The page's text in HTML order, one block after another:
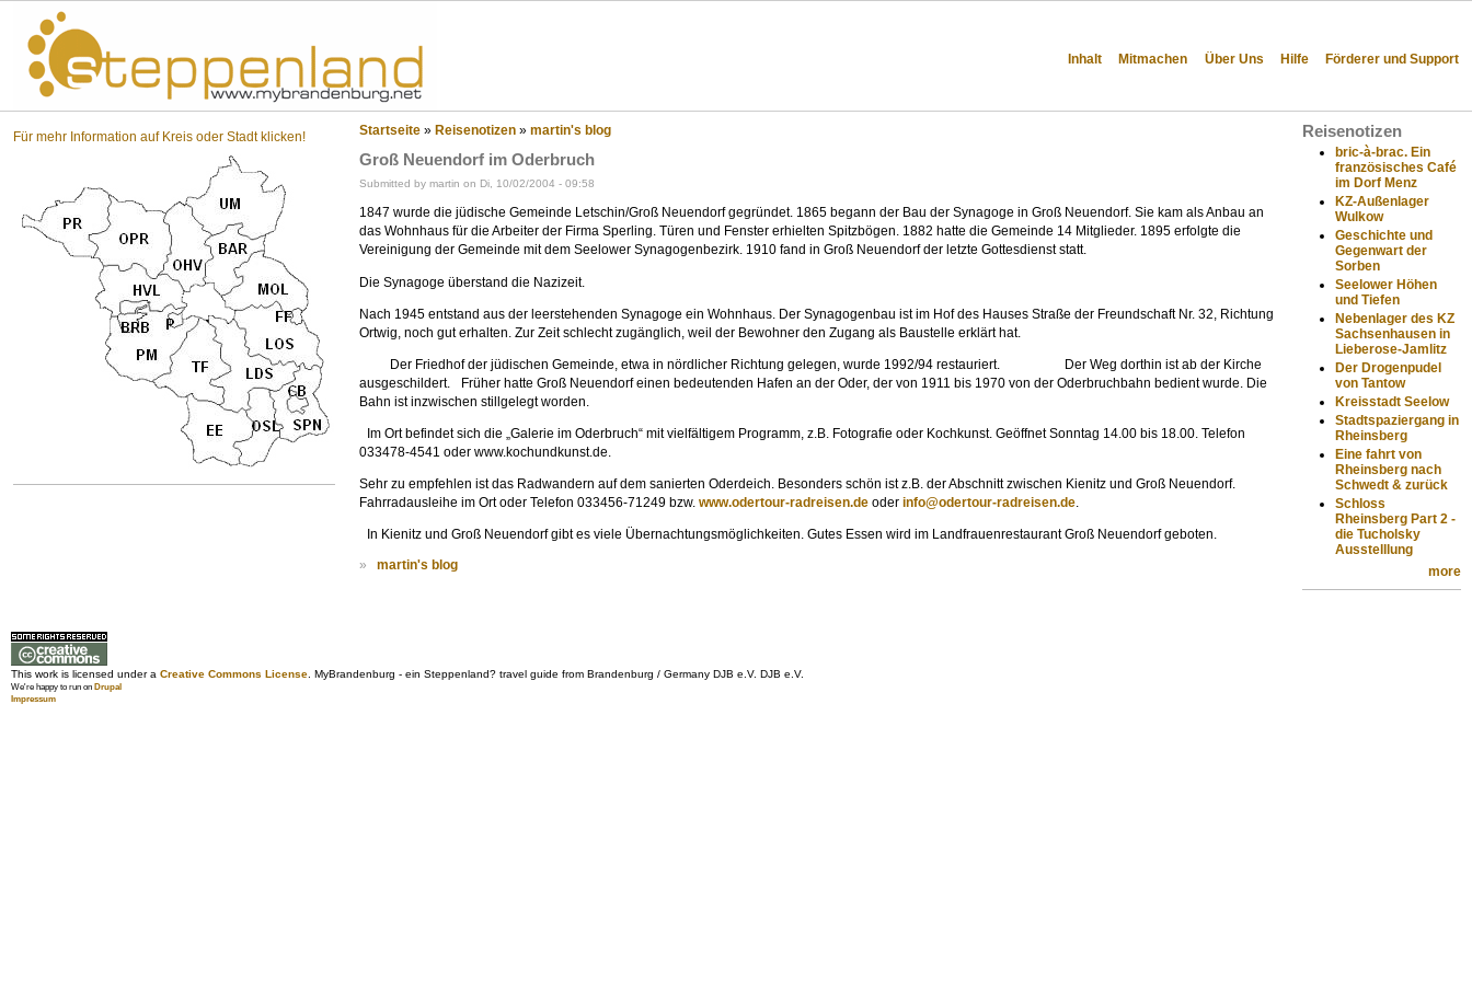
Inhalt Mitmachen Über Uns Hilfe Förderer und Support
Für mehr Information auf Kreis oder Stadt klicken! Startseite » Reisenotizen » martin's blog
Groß Neuendorf im Oderbruch
Submitted by martin on Di, 10/02/2004 - 09:58
1847 wurde die jüdische Gemeinde Letschin/Groß Neuendorf gegründet. 1865 begann der Bau der Synagoge in Groß Neuendorf. Sie kam als Anbau an
das Wohnhaus für die Arbeiter der Firma Sperling. Türen und Fenster erhielten Spitzbögen. 1882 hatte die Gemeinde 14 Mitglieder. 1895 erfolgte die
Vereinigung der Gemeinde mit dem Seelower Synagogenbezirk. 1910 fand in Groß Neuendorf der letzte Gottesdienst statt.
Die Synagoge überstand die Nazizeit.
Nach 1945 entstand aus der leerstehenden Synagoge ein Wohnhaus. Der Synagogenbau ist im Hof des Hauses Straße der Freundschaft Nr. 32, Richtung
Ortwig, noch gut erhalten. Zur Zeit schlecht zugänglich, weil der Bewohner den Zugang als Baustelle erklärt hat.
Der Friedhof der jüdischen Gemeinde, etwa in nördlicher Richtung gelegen, wurde 1992/94 restauriert. Der Weg dorthin ist ab der Kirche
ausgeschildert. Früher hatte Groß Neuendorf einen bedeutenden Hafen an der Oder, der von 1911 bis 1970 von der Oderbruchbahn bedient wurde. Die
Bahn ist inzwischen stillgelegt worden.
Im Ort befindet sich die „Galerie im Oderbruch“ mit vielfältigem Programm, z.B. Fotografie oder Kochkunst. Geöffnet Sonntag 14.00 bis 18.00. Telefon
033478-4541 oder www.kochundkunst.de.
Sehr zu empfehlen ist das Radwandern auf dem sanierten Oderdeich. Besonders schön ist z.B. der Abschnitt zwischen Kienitz und Groß Neuendorf.
Fahrradausleihe im Ort oder Telefon 033456-71249 bzw. www.odertour-radreisen.de oder info@odertour-radreisen.de.
In Kienitz und Groß Neuendorf gibt es viele Übernachtungsmöglichkeiten. Gutes Essen wird im Landfrauenrestaurant Groß Neuendorf geboten.
» martin's blog
Reisenotizen
bric-à-brac. Ein
französisches Café
im Dorf Menz
KZ-Außenlager
Wulkow
Geschichte und
Gegenwart der
Sorben
Seelower Höhen
und Tiefen
Nebenlager des KZ
Sachsenhausen in
Lieberose-Jamlitz
Der Drogenpudel
von Tantow
Kreisstadt Seelow
Stadtspaziergang in
Rheinsberg
Eine fahrt von
Rheinsberg nach
Schwedt & zurück
Schloss
Rheinsberg Part 2 -
die Tucholsky
Ausstelllung
more
This work is licensed under a Creative Commons License. MyBrandenburg - ein Steppenland? travel guide from Brandenburg / Germany DJB e.V. DJB e.V.
We're happy to run on Drupal
Impressum